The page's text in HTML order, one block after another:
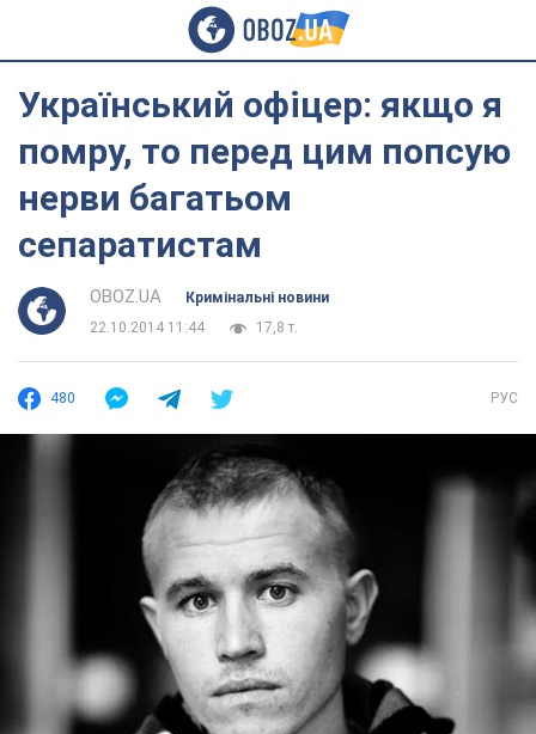
Український офіцер: якщо я
помру, то перед цим попсую
нерви багатьом
сепаратистам
OBOZ.UA
Кримінальні новини
22.10.2014 11:44
17,8 т.
480 РУС